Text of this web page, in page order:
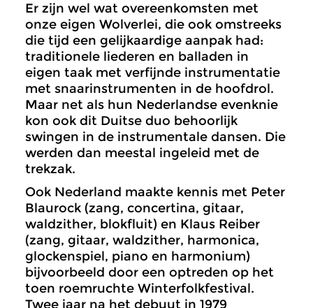
Er zijn wel wat overeenkomsten met
onze eigen Wolverlei, die ook omstreeks
die tijd een gelijkaardige aanpak had:
traditionele liederen en balladen in
eigen taak met verfijnde instrumentatie
met snaarinstrumenten in de hoofdrol.
Maar net als hun Nederlandse evenknie
kon ook dit Duitse duo behoorlijk
swingen in de instrumentale dansen. Die
werden dan meestal ingeleid met de
trekzak.
Ook Nederland maakte kennis met Peter
Blaurock (zang, concertina, gitaar,
waldzither, blokfluit) en Klaus Reiber
(zang, gitaar, waldzither, harmonica,
glockenspiel, piano en harmonium)
bijvoorbeeld door een optreden op het
toen roemruchte Winterfolkfestival.
Twee jaar na het debuut in 1979